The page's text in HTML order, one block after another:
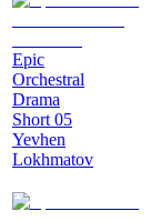
Epic
Orchestral
Drama
Short 05
Yevhen
Lokhmatov